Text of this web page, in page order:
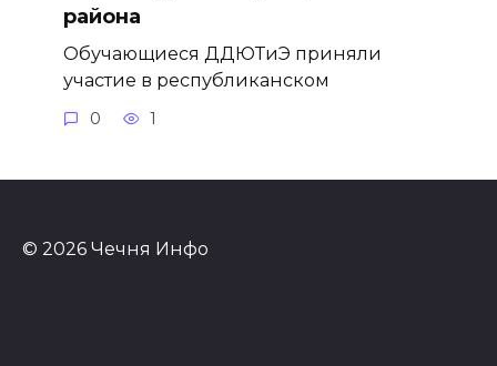
района
Обучающиеся ДДЮТиЭ приняли
участие в республиканском
0 1
© 2026 Чечня Инфо